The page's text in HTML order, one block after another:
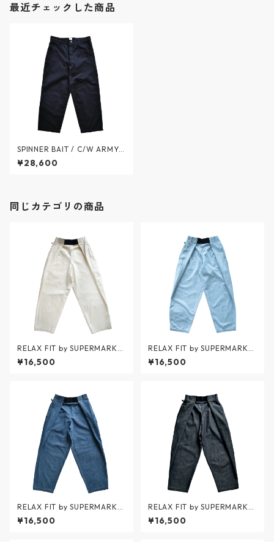
最近チェックした商品
SPINNER BAIT / C/W ARMY T
WILL FAT PANTS / コットンウ
ール アーミーツイル ファット
¥28,600
同じカテゴリの商品
RELAX FIT by SUPERMARKE
T / Denim Beachpants - デ
ニムビーチパンツ - OFFWHIT
¥16,500
RELAX FIT by SUPERMARKE
T / Denim Beachpants ICE
WASH - デニムビーチパンツ
イ スーパーマーケット
¥16,500
RELAX FIT by SUPERMARKE
T / Denim Beachpants USED
WASH - デニムビーチパンツ
¥16,500
RELAX FIT by SUPERMARKE
T / Denim Beachpants ONE
WASH - デニムビーチパンツ
¥16,500